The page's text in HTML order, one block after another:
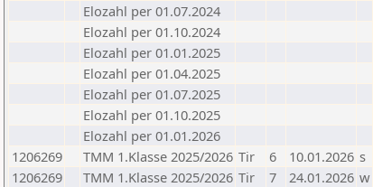
Elozahl per 01.07.2024
Elozahl per 01.10.2024
Elozahl per 01.01.2025
Elozahl per 01.04.2025
Elozahl per 01.07.2025
Elozahl per 01.10.2025
Elozahl per 01.01.2026
1206269
TMM 1.Klasse 2025/2026 Tir 6 10.01.2026 s
1206269
TMM 1.Klasse 2025/2026 Tir 7 24.01.2026 w